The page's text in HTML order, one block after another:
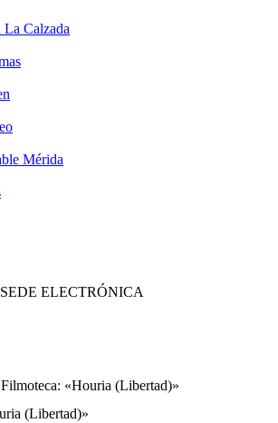
La Calzada
Mérida
SEDE ELECTRÓNICA
«Houria (Libertad)»
(Libertad)»